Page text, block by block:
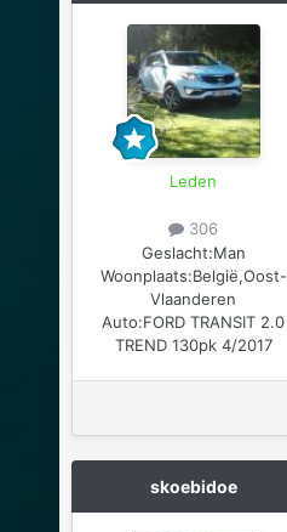
Leden
306
Geslacht:Man
Woonplaats:België,Oost-
Vlaanderen
Auto:FORD TRANSIT 2.0
TREND 130pk 4/2017
skoebidoe